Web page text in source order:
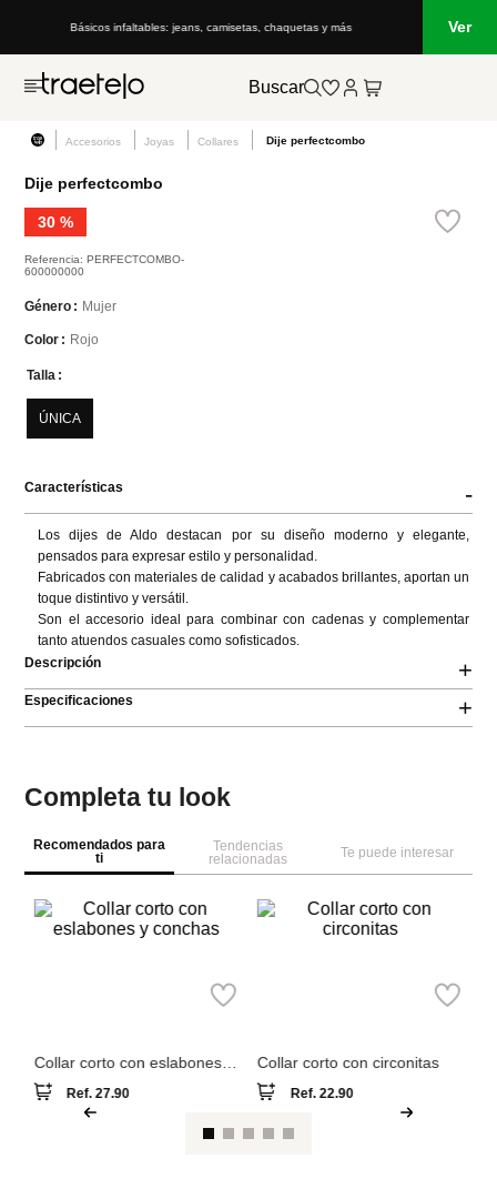
Básicos infaltables: jeans, camisetas, chaquetas y más Lo que
Ver
Buscar
Accesorios Joyas Collares Dije perfectcombo
Dije perfectcombo
30 %
Referencia:PERFECTCOMBO-
600000000
Género Mujer
Color Rojo
Talla
ÚNICA
Características -
Los dijes de Aldo destacan por su diseño moderno y elegante,
pensados para expresar estilo y personalidad.
Fabricados con materiales de calidad y acabados brillantes, aportan un
toque distintivo y versátil.
Son el accesorio ideal para combinar con cadenas y complementar
tanto atuendos casuales como sofisticados.
Descripción
+
Especificaciones +
Completa tu look
Recomendados para
ti
Tendencias
relacionadas
Te puede interesar
Parfois